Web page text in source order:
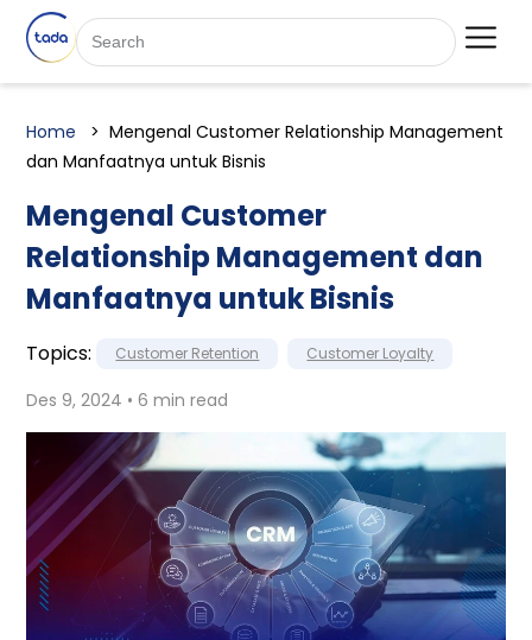
Home
Mengenal Customer Relationship Management
dan Manfaatnya untuk Bisnis
Mengenal Customer
Relationship Management dan
Manfaatnya untuk Bisnis
Topics: Customer Retention Customer Loyalty
Des 9, 2024 • 6 min read